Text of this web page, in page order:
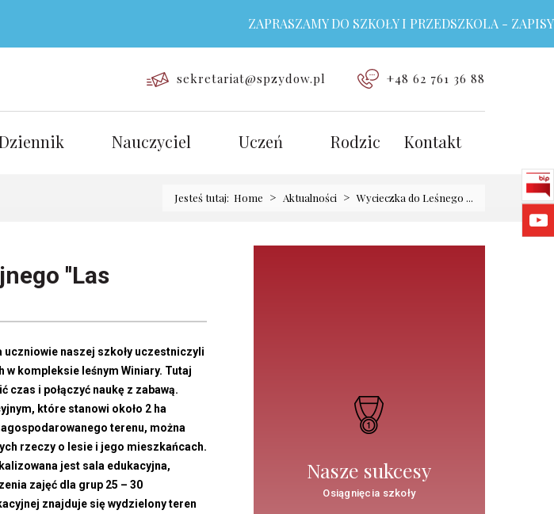
ZAPRASZAMY DO SZKOŁY I PRZEDSZKOLA - ZAPISY
sekretariat@spzydow.pl +48 62 761 36 88
Nauczyciel Uczeń Rodzic Kontakt
Jesteś tutaj: Home > Aktualności > Wycieczka do Leśnego ...
''Las
uczniowie naszej szkoły uczestniczyli
kompleksie leśnym Winiary. Tutaj
czas i połączyć naukę z zabawą.
które stanowi około 2 ha
terenu, można
rzeczy o lesie i jego mieszkańcach.
jest sala edukacyjna,
zajęć dla grup 25 – 30
znajduje się wydzielony teren
Nasze sukcesy
Osiągnięcia szkoły